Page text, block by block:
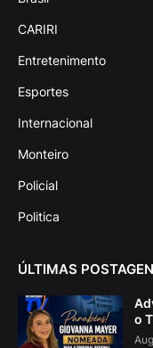
CARIRI
Entretenimento
Esportes
Internacional
Monteiro
Policial
Politica
ÚLTIMAS
o